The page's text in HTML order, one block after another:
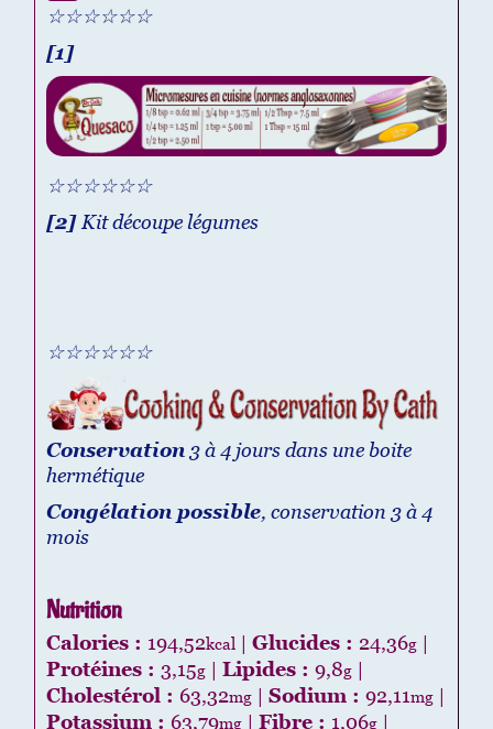
☆☆☆☆☆☆
[1]
☆☆☆☆☆☆
[2] Kit découpe légumes
☆☆☆☆☆☆
Conservation 3 à 4 jours dans une boite
hermétique
Congélation possible, conservation 3 à 4
mois
Nutrition
Calories : 194,52kcal |Glucides : 24,36g |
Protéines : 3,15g |Lipides :9,8g |
Cholestérol : 63,32mg |Sodium :92,11mg |
Potassium : 63,79mg |Fibre : 1,06g |